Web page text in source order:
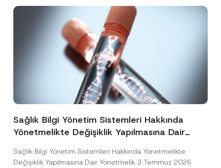
Sağlık Bilgi Yönetim Sistemleri Hakkında
Yönetmelikte Değişiklik Yapılmasına Dair
Sağlık Bilgi Yönetim Sistemleri Hakkında Yönetmelikte
Değişiklik Yapılmasına Dair Yönetmelik 3 Temmuz 2026